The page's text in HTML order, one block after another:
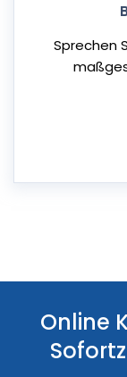
Sprechen
Online